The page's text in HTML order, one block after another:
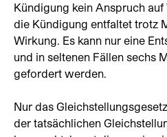
Kündigung kein Anspruch
die Kündigung entfaltet trotz
Wirkung. Es kann nur eine
und in seltenen Fällen sechs
gefordert werden.
Nur das
der tatsächlichen